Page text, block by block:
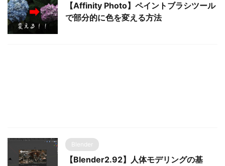
【Affinity Photo】ペイントブラシツール
で部分的に色を変える方法
Blender
【Blender2.92】人体モデリングの基